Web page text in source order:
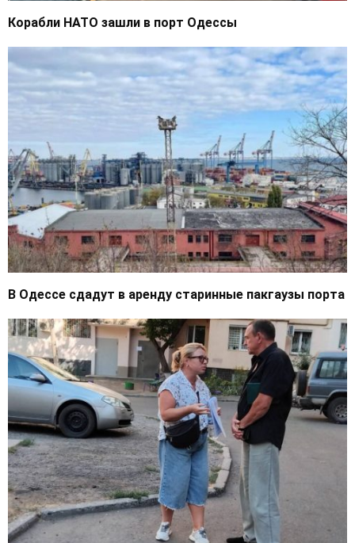
Корабли НАТО зашли в порт Одессы
В Одессе сдадут в аренду старинные пакгаузы порта